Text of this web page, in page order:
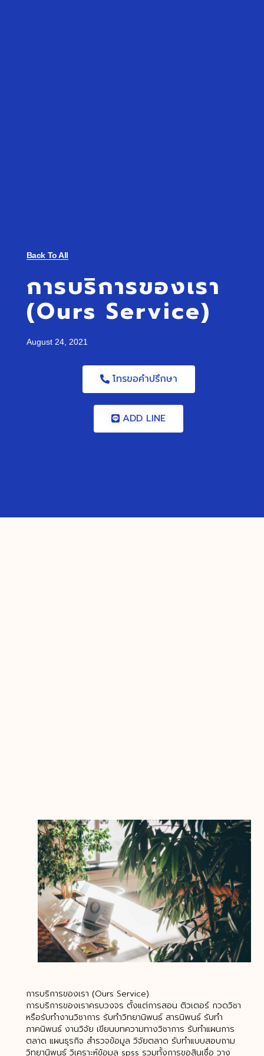
Back To All
การบริการของเรา
(Ours Service)
August 24, 2021
โทรขอคำปรึกษา
ADD LINE
การบริการของเรา (Ours Service)
การบริการของเราครบวงจร ตั้งแต่การสอน ติวเตอร์ กวดวิชา
หรือรับทำงานวิชาการ รับทําวิทยานิพนธ์ สารนิพนธ์ รับทำ
ภาคนิพนธ์ งานวิจัย เขียนบทความทางวิชาการ รับทำแผนการ
ตลาด แผนธุรกิจ สำรวจข้อมูล วิจัยตลาด รับทำแบบสอบถาม
วิทยานิพนธ์ วิเคราะห์ข้อมูล spss รวมทั้งการขอสินเชื่อ วาง